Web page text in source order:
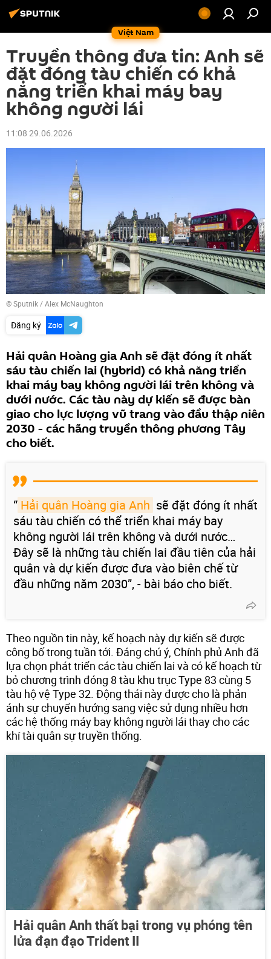
Việt Nam
Truyền thông đưa tin: Anh sẽ
đặt đóng tàu chiến có khả
năng triển khai máy bay
không người lái
11:08 29.06.2026
© Sputnik / Alex McNaughton
Đăng ký
Hải quân Hoàng gia Anh sẽ đặt đóng ít nhất
sáu tàu chiến lai (hybrid) có khả năng triển
khai máy bay không người lái trên không và
dưới nước. Các tàu này dự kiến sẽ được bàn
giao cho lực lượng vũ trang vào đầu thập niên
2030 - các hãng truyền thông phương Tây
cho biết.
“ Hải quân Hoàng gia Anh sẽ đặt đóng ít nhất
sáu tàu chiến có thể triển khai máy bay
không người lái trên không và dưới nước…
Đây sẽ là những tàu chiến lai đầu tiên của hải
quân và dự kiến được đưa vào biên chế từ
đầu những năm 2030”, - bài báo cho biết.
Theo nguồn tin này, kế hoạch này dự kiến sẽ được
công bố trong tuần tới. Đáng chú ý, Chính phủ Anh đã
lựa chọn phát triển các tàu chiến lai và có kế hoạch từ
bỏ chương trình đóng 8 tàu khu trục Type 83 cùng 5
tàu hộ vệ Type 32. Động thái này được cho là phản
ánh sự chuyển hướng sang việc sử dụng nhiều hơn
các hệ thống máy bay không người lái thay cho các
khí tài quân sự truyền thống.
Hải quân Anh thất bại trong vụ phóng tên
lửa đạn đạo Trident II